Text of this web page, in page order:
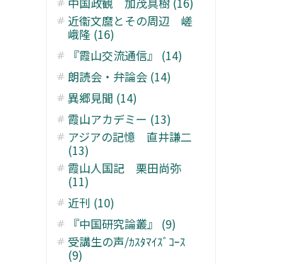
近衞文麿とその周辺 嵯
峨隆 (16)
『霞山交流通信』 (14)
朗読会・弁論会 (14)
異郷見聞 (14)
霞山アカデミー (13)
アジアの記憶 直井謙二
(13)
霞山人国記 栗田尚弥
(11)
近刊 (10)
『中国研究論叢』 (9)
受講生の声/ｶｽﾀﾏｲｽﾞｺｰｽ
(9)